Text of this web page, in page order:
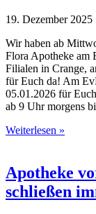
19. Dezember 2025
Wir haben ab
Flora Apotheke am
Filialen in Crange,
für Euch da! Am
05.01.2026 für
ab 9 Uhr morgens
Weiterlesen »
Apotheke
schließen